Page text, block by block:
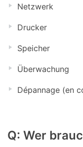
Netzwerk
Drucker
Speicher
Überwachung
Dépannage (en
Q: Wer